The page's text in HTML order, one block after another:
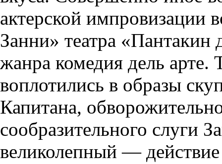
актерской импровизации
Занни» театра
жанра комедия дель арте.
воплотились в образы
Капитана,
сообразительного слуги
великолепный —